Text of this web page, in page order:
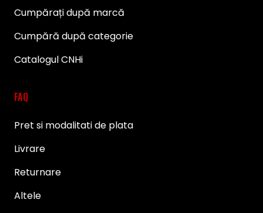
Cumpărați după marcă
Cumpără după categorie
Catalogul CNHi
FAQ
Pret si modalitati de plata
Livrare
Returnare
Altele